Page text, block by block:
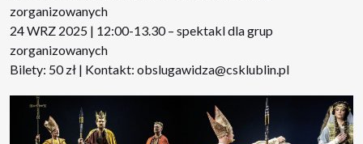
zorganizowanych
24 WRZ 2025 | 12:00-13.30 – spektakl dla grup
zorganizowanych
Bilety: 50 zł | Kontakt: obslugawidza@csklublin.pl